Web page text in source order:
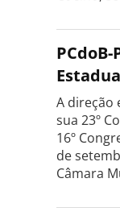
A direção
sua 23º
16º
de
Câmara